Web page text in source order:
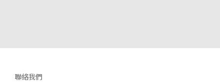
聯絡我們